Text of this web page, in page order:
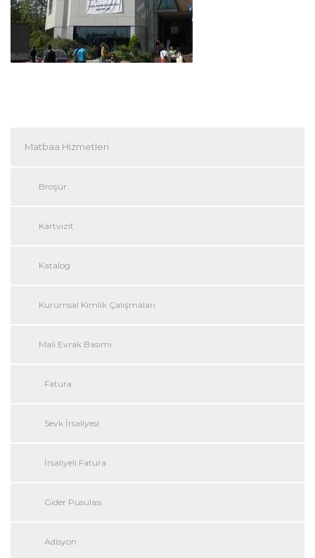
Matbaa Hizmetleri
Broşür
Kartvizit
Katalog
Kurumsal Kimlik Çalışmaları
Mali Evrak Basımı
Fatura
Sevk İrsaliyesi
İrsaliyeli Fatura
Gider Pusulası
Adisyon